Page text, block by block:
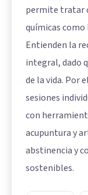
permite tratar
químicas como
Entienden la
integral, dado
de la vida. Por
sesiones
con
acupuntura y
abstinencia y
sostenibles.